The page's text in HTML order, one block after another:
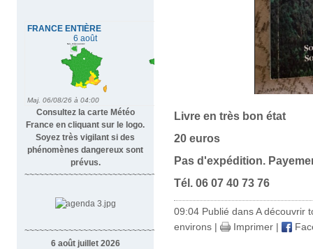
Consultez la carte Météo
France en cliquant sur le logo.
Soyez très vigilant si des
phénomènes dangereux sont
prévus.
~~~~~~~~~~~~~~~~~~~~~~~~~~~~
~~~~~~~~~~~~~~~~~~~~~~~~~~~~~~
6 août juillet 2026
Livre en très bon état
20 euros
Pas d'expédition.
Tél. 06 07 40 73 76
09:04 Publié dansA découvrir
environs | Imprimer |